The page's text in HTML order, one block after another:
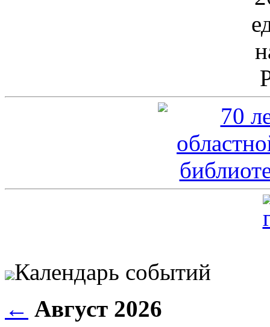
Календарь событий
← Август 2026